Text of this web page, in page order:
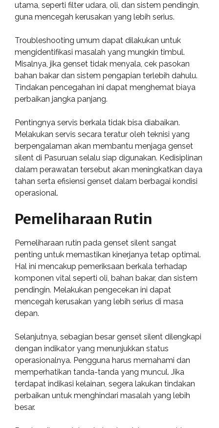
utama, seperti filter udara, oli, dan sistem pendingin,
guna mencegah kerusakan yang lebih serius.
Troubleshooting umum dapat dilakukan untuk
mengidentifikasi masalah yang mungkin timbul.
Misalnya, jika genset tidak menyala, cek pasokan
bahan bakar dan sistem pengapian terlebih dahulu.
Tindakan pencegahan ini dapat menghemat biaya
perbaikan jangka panjang.
Pentingnya servis berkala tidak bisa diabaikan.
Melakukan servis secara teratur oleh teknisi yang
berpengalaman akan membantu menjaga genset
silent di Pasuruan selalu siap digunakan. Kedisiplinan
dalam perawatan tersebut akan meningkatkan daya
tahan serta efisiensi genset dalam berbagai kondisi
operasional.
Pemeliharaan Rutin
Pemeliharaan rutin pada genset silent sangat
penting untuk memastikan kinerjanya tetap optimal.
Hal ini mencakup pemeriksaan berkala terhadap
komponen vital seperti oli, bahan bakar, dan sistem
pendingin. Melakukan pengecekan ini dapat
mencegah kerusakan yang lebih serius di masa
depan.
Selanjutnya, sebagian besar genset silent dilengkapi
dengan indikator yang menunjukkan status
operasionalnya. Pengguna harus memahami dan
memperhatikan tanda-tanda yang muncul. Jika
terdapat indikasi kelainan, segera lakukan tindakan
perbaikan untuk menghindari masalah yang lebih
besar.